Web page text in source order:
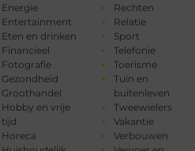
Energie
Entertainment
Eten en drinken
Financieel
Fotografie
Gezondheid
Groothandel
Hobby en vrije
tijd
Horeca
Rechten
Relatie
Sport
Telefonie
Toerisme
Tuin en
buitenleven
Tweewielers
Vakantie
Verbouwen